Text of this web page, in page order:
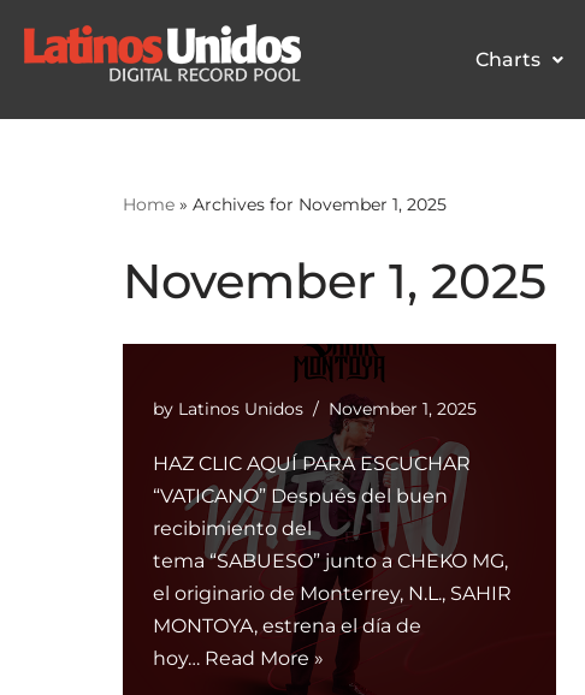
Skip
Charts
Home » Archives for November 1, 2025
November 1, 2025
by Latinos Unidos November 1, 2025
HAZ CLIC AQUÍ PARA ESCUCHAR
“VATICANO” Después del buen
recibimiento del
tema “SABUESO” junto a CHEKO MG,
el originario de Monterrey, N.L., SAHIR
MONTOYA, estrena el día de
hoy… Read More »